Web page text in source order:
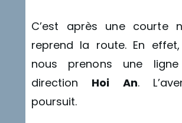
C’est après une courte
reprend la route. En
nous prenons une
direction Hoi An.
poursuit.